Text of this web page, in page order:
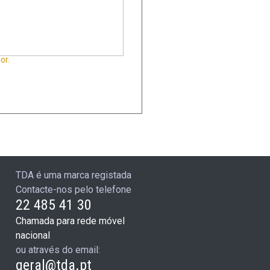
TDA é uma marca registada
Contacte-nos pelo telefone
22 485 41 30
Chamada para rede móvel
nacional
ou através do email:
geral@tda.pt